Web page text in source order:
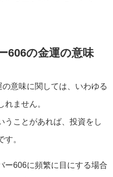
606の金運の意味
意味に関しては、いわゆる
れません。
ことがあれば、投資をし
す。
ー606に頻繁に目にする場合